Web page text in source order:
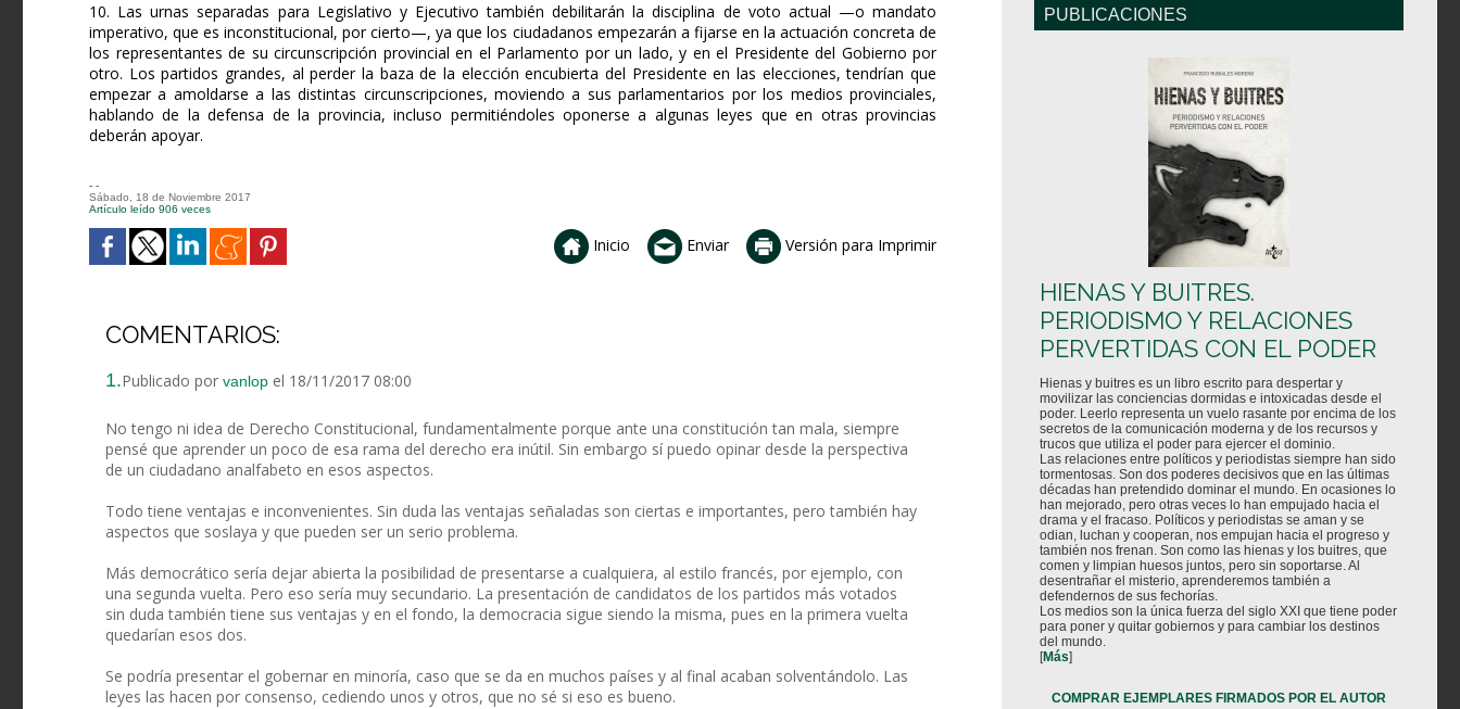
10. Las urnas separadas para Legislativo y Ejecutivo también debilitarán la disciplina de voto actual —o mandato
imperativo, que es inconstitucional, por cierto—, ya que los ciudadanos empezarán a fijarse en la actuación concreta de
los representantes de su circunscripción provincial en el Parlamento por un lado, y en el Presidente del Gobierno por
otro. Los partidos grandes, al perder la baza de la elección encubierta del Presidente en las elecciones, tendrían que
empezar a amoldarse a las distintas circunscripciones, moviendo a sus parlamentarios por los medios provinciales,
hablando de la defensa de la provincia, incluso permitiéndoles oponerse a algunas leyes que en otras provincias
deberán apoyar.
- -
Sábado, 18 de Noviembre 2017
Artículo leído 906 veces
Inicio Enviar Versión para Imprimir
COMENTARIOS:
1.Publicado por vanlop el 18/11/2017 08:00
No tengo ni idea de Derecho Constitucional, fundamentalmente porque ante una constitución tan mala, siempre
pensé que aprender un poco de esa rama del derecho era inútil. Sin embargo sí puedo opinar desde la perspectiva
de un ciudadano analfabeto en esos aspectos.
Todo tiene ventajas e inconvenientes. Sin duda las ventajas señaladas son ciertas e importantes, pero también hay
aspectos que soslaya y que pueden ser un serio problema.
Más democrático sería dejar abierta la posibilidad de presentarse a cualquiera, al estilo francés, por ejemplo, con
una segunda vuelta. Pero eso sería muy secundario. La presentación de candidatos de los partidos más votados
sin duda también tiene sus ventajas y en el fondo, la democracia sigue siendo la misma, pues en la primera vuelta
quedarían esos dos.
Se podría presentar el gobernar en minoría, caso que se da en muchos países y al final acaban solventándolo. Las
leyes las hacen por consenso, cediendo unos y otros, que no sé si eso es bueno.
PUBLICACIONES
HIENAS Y BUITRES.
PERIODISMO Y RELACIONES
PERVERTIDAS CON EL PODER
Hienas y buitres es un libro escrito para despertar y
movilizar las conciencias dormidas e intoxicadas desde el
poder. Leerlo representa un vuelo rasante por encima de los
secretos de la comunicación moderna y de los recursos y
trucos que utiliza el poder para ejercer el dominio.
Las relaciones entre políticos y periodistas siempre han sido
tormentosas. Son dos poderes decisivos que en las últimas
décadas han pretendido dominar el mundo. En ocasiones lo
han mejorado, pero otras veces lo han empujado hacia el
drama y el fracaso. Políticos y periodistas se aman y se
odian, luchan y cooperan, nos empujan hacia el progreso y
también nos frenan. Son como las hienas y los buitres, que
comen y limpian huesos juntos, pero sin soportarse. Al
desentrañar el misterio, aprenderemos también a
defendernos de sus fechorías.
Los medios son la única fuerza del siglo XXI que tiene poder
para poner y quitar gobiernos y para cambiar los destinos
del mundo.
[Más]
COMPRAR EJEMPLARES FIRMADOS POR EL AUTOR